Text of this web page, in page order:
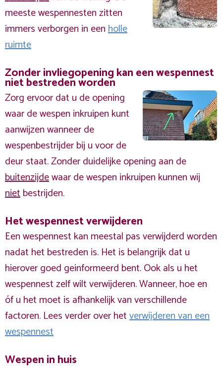
meeste wespennesten zitten
immers verborgen in eenholle
ruimte
Zonder invliegopening kan een wespennest
niet bestreden worden
Zorg ervoor dat u de opening
waar de wespen inkruipen kunt
aanwijzen wanneer de
wespenbestrijder bij u voor de
deur staat. Zonder duidelijke opening aan de
buitenzijdewaar de wespen inkruipen kunnen wij
nietbestrijden.
Het wespennest verwijderen
Een wespennest kan meestal pas verwijderd worden
nadat het bestreden is. Het is belangrijk dat u
hierover goed geinformeerd bent. Ook als u het
wespennest zelf wilt verwijderen. Wanneer, hoe en
óf u het moet is afhankelijk van verschillende
factoren. Lees verder over hetverwijderen van een
wespennest
Wespen in huis